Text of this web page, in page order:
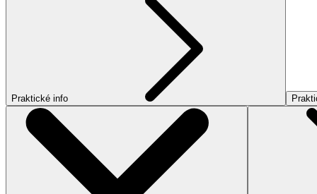
Praktické info